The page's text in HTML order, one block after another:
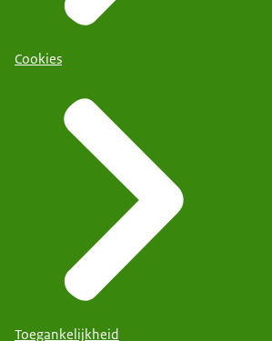
Cookies
Toegankelijkheid